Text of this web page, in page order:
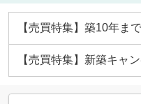
【売買特集】築10年ま
【売買特集】新築キャ